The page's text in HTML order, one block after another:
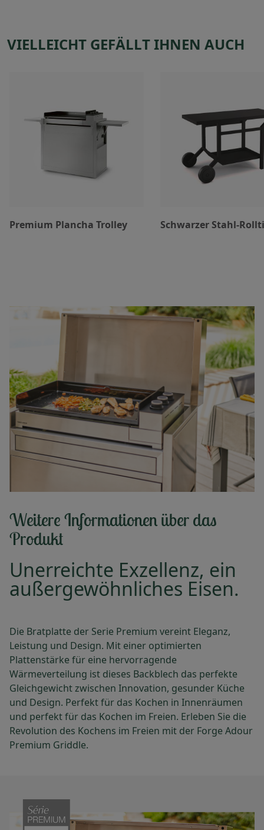
VIELLEICHT GEFÄLLT IHNEN AUCH
Premium Plancha Trolley Schwarzer Stahl-
Weitere Informationen über das
Produkt
Unerreichte Exzellenz, ein
außergewöhnliches Eisen.
Die Bratplatte der Serie Premium vereint Eleganz,
Leistung und Design. Mit einer optimierten
Plattenstärke für eine hervorragende
Wärmeverteilung ist dieses Backblech das perfekte
Gleichgewicht zwischen Innovation, gesunder Küche
und Design. Perfekt für das Kochen in Innenräumen
und perfekt für das Kochen im Freien. Erleben Sie die
Revolution des Kochens im Freien mit der Forge Adour
Premium Griddle.